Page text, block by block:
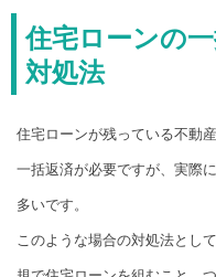
住宅ローンの
対処法
住宅ローンが残っている不動
一括返済が必要ですが、実際
多いです。
このような場合の対処法とし